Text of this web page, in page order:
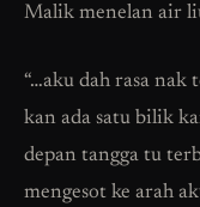
Malik menelan air
“…aku dah rasa nak
kan ada satu bilik
depan tangga tu
mengesot ke arah